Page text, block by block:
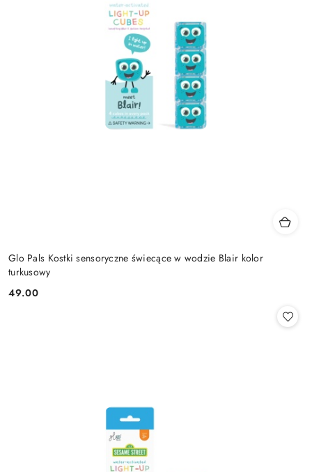
Glo Pals Kostki sensoryczne świecące w wodzie Blair kolor
turkusowy
Cena:
49.00